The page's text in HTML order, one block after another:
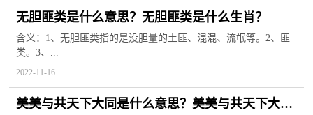
无胆匪类是什么意思？无胆匪类是什么生肖？
含义：1、无胆匪类指的是没胆量的土匪、混混、流氓等。2、匪
类。3、...
2022-11-16
美美与共天下大同是什么意思？美美与共天下大同